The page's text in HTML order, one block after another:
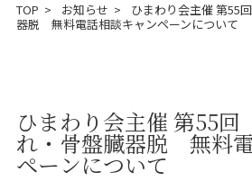
TOP お知らせ
ひまわり会主催 第55
器脱 無料電話相談キャンペーンについて
ひまわり会主催 第55
れ・骨盤臓器脱 無料
ペーンについて